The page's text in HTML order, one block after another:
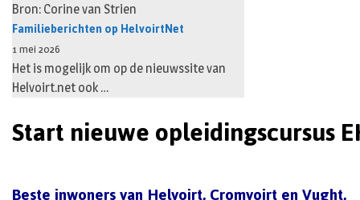
Bron: Corine van Strien
Familieberichten op HelvoirtNet
1 mei 2026
Het is mogelijk om op de nieuwssite van
Helvoirt.net ook …
Start nieuwe opleidingscursus